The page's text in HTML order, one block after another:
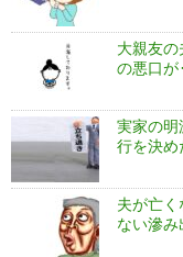
大親友
の悪口
実家の明
行を決め
夫が亡
ない滲み